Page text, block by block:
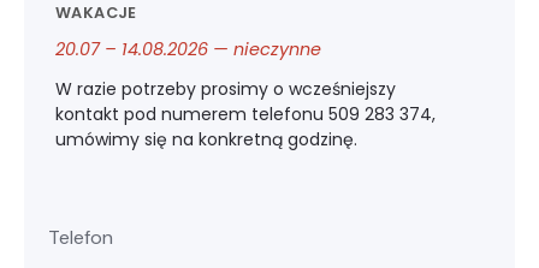
WAKACJE
20.07 – 14.08.2026 — nieczynne
W razie potrzeby prosimy o wcześniejszy
kontakt pod numerem telefonu 509 283 374,
umówimy się na konkretną godzinę.
Telefon